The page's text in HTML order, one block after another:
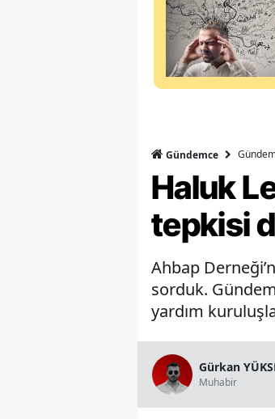
Gündemce
Haluk
tepkisi
Ahbap
sorduk.
yardım
Gürkan
Muhabir